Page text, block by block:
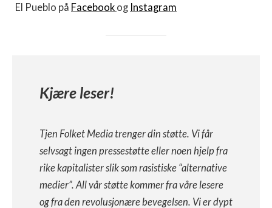
El Pueblo på Facebook og Instagram
Kjære leser!
Tjen Folket Media trenger din støtte. Vi får
selvsagt ingen pressestøtte eller noen hjelp fra
rike kapitalister slik som rasistiske “alternative
medier”. All vår støtte kommer fra våre lesere
og fra den revolusjonære bevegelsen. Vi er dypt